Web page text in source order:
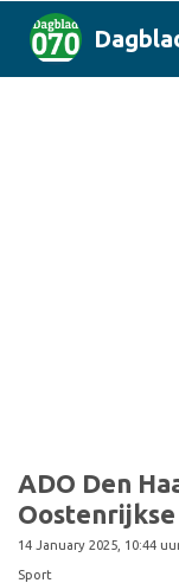
ADO Den
14 January 2025, 10:44
Sport